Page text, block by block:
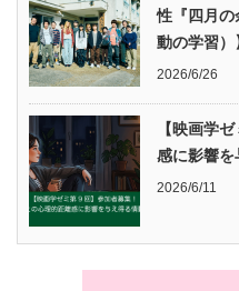
性『四月
動の学習）
2026/6/26
【映画学
感に影響を
2026/6/11